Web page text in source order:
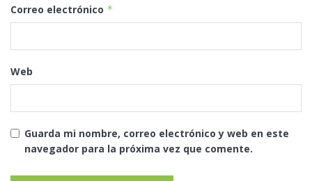
Correo electrónico *
Web
Guarda mi nombre, correo electrónico y web en este
navegador para la próxima vez que comente.